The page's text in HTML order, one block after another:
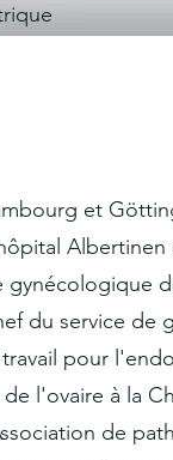
et
gynécologique
du service
pour
l'ovaire à la
de